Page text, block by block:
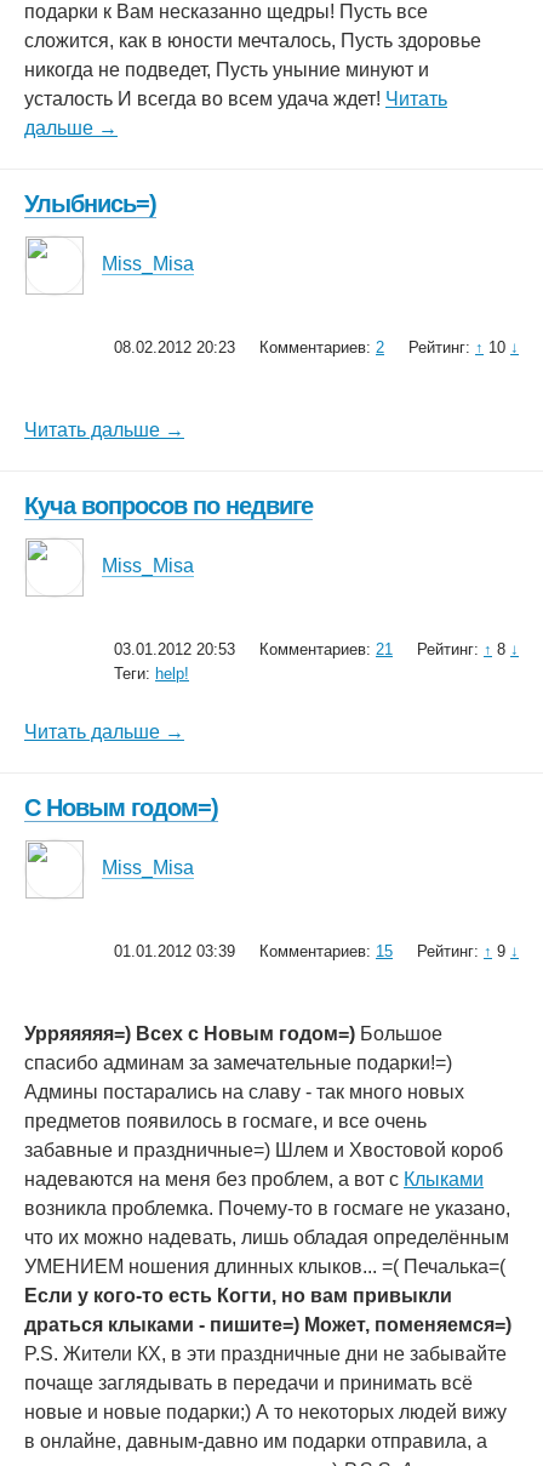
подарки к Вам несказанно щедры! Пусть все
сложится, как в юности мечталось, Пусть здоровье
никогда не подведет, Пусть уныние минуют и
усталость И всегда во всем удача ждет! Читать
дальше →
Улыбнись=)
Miss_Misa
08.02.2012 20:23 Комментариев: 2 Рейтинг: ↑ 10 ↓
Читать дальше →
Куча вопросов по недвиге
Miss_Misa
03.01.2012 20:53 Комментариев: 21 Рейтинг: ↑ 8 ↓
Теги: help!
Читать дальше →
С Новым годом=)
Miss_Misa
01.01.2012 03:39 Комментариев: 15 Рейтинг: ↑ 9 ↓
Урряяяяя=) Всех с Новым годом=) Большое
спасибо админам за замечательные подарки!=)
Админы постарались на славу - так много новых
предметов появилось в госмаге, и все очень
забавные и праздничные=) Шлем и Хвостовой короб
надеваются на меня без проблем, а вот с Клыками
возникла проблемка. Почему-то в госмаге не указано,
что их можно надевать, лишь обладая определённым
УМЕНИЕМ ношения длинных клыков... =( Печалька=(
Если у кого-то есть Когти, но вам привыкли
драться клыками - пишите=) Может, поменяемся=)
P.S. Жители КХ, в эти праздничные дни не забывайте
почаще заглядывать в передачи и принимать всё
новые и новые подарки;) А то некоторых людей вижу
в онлайне, давным-давно им подарки отправила, а